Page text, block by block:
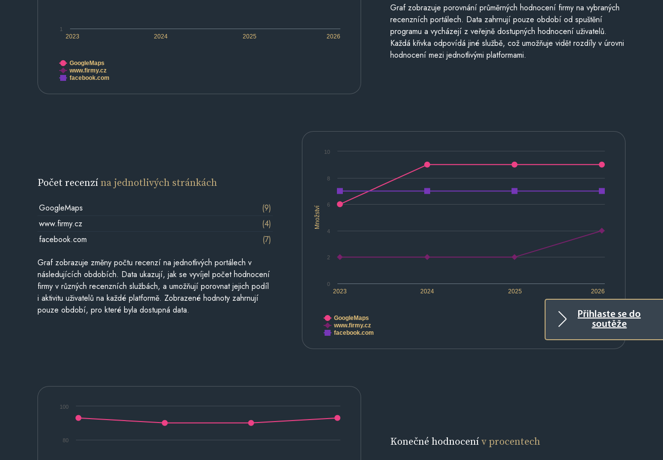
Přihlaste se do
soutěže
2023 2024 2025 2026
1
GoogleMaps
www.firmy.cz
facebook.com
Graf zobrazuje porovnání průměrných hodnocení firmy na vybraných
recenzních portálech. Data zahrnují pouze období od spuštění
programu a vycházejí z veřejně dostupných hodnocení uživatelů.
Každá křivka odpovídá jiné službě, což umožňuje vidět rozdíly v úrovni
hodnocení mezi jednotlivými platformami.
Množství
2023 2024 2025 2026
0
2
4
6
8
10
GoogleMaps
www.firmy.cz
facebook.com
Počet recenzína jednotlivých stránkách
GoogleMaps
(9)
www.firmy.cz
(4)
facebook.com
(7)
Graf zobrazuje změny počtu recenzí na jednotlivých portálech v
následujících obdobích. Data ukazují, jak se vyvíjel počet hodnocení
firmy v různých recenzních službách, a umožňují porovnat jejich podíl
i aktivitu uživatelů na každé platformě. Zobrazené hodnoty zahrnují
pouze období, pro které byla dostupná data.
80
100
Konečné hodnocenív procentech